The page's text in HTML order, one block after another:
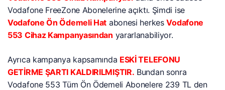
Vodafone FreeZone Abonelerine açıktı. Şimdi ise
Vodafone Ön Ödemeli Hat abonesi herkesVodafone
553 Cihaz Kampanyasından yararlanabiliyor.
Ayrıca kampanya kapsamında ESKİ TELEFONU
GETİRME ŞARTI KALDIRILMIŞTIR. Bundan sonra
Vodafone 553 Tüm Ön Ödemeli Abonelere 239 TL den